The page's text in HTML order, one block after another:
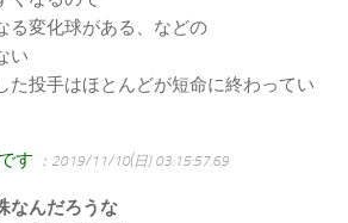
る変化球がある、などの
い
た投手はほとんどが短命に終わってい
す ：2019/11/10(日) 03:15:57.69
なんだろうな